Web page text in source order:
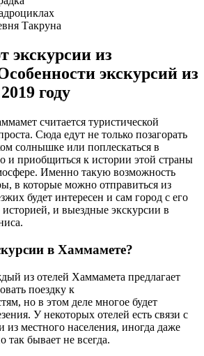
Такруна
экскурсии из
экскурсий из
году
считается туристической
Сюда едут не только позагорать
солнышке или поплескаться в
и приобщиться к истории этой страны
Именно такую возможность
в которые можно отправиться из
будет интересен и сам город с его
и выездные экскурсии в
в Хаммамете?
из отелей Хаммамета предлагает
поездку к
но в этом деле многое будет
У некоторых отелей есть связи с
местного населения, иногда даже
так бывает не всегда.